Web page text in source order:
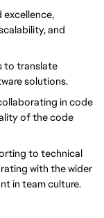
excellence,
and
to translate
solutions.
in code
of the code
to technical
with the wider
in team culture.